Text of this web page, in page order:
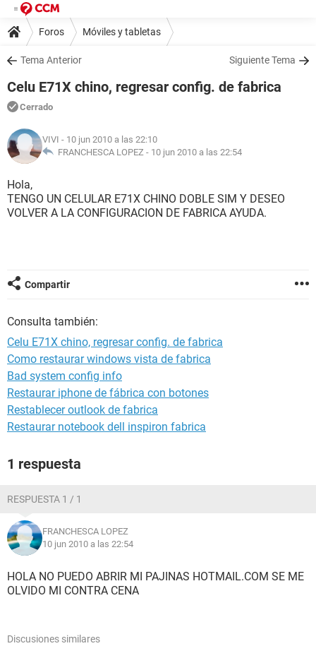
Foros Móviles y tabletas
Tema Anterior Siguiente Tema
Celu E71X chino, regresar config. de fabrica
Cerrado
VIVI - 10 jun 2010 a las 22:10
FRANCHESCA LOPEZ - 10 jun 2010 a las 22:54
Hola,
TENGO UN CELULAR E71X CHINO DOBLE SIM Y DESEO
VOLVER A LA CONFIGURACION DE FABRICA AYUDA.
Compartir
Consulta también:
Celu E71X chino, regresar config. de fabrica
Como restaurar windows vista de fabrica
Bad system config info
Restaurar iphone de fábrica con botones
Restablecer outlook de fabrica
Restaurar notebook dell inspiron fabrica
1 respuesta
RESPUESTA 1 / 1
FRANCHESCA LOPEZ
10 jun 2010 a las 22:54
HOLA NO PUEDO ABRIR MI PAJINAS HOTMAIL.COM SE ME
OLVIDO MI CONTRA CENA
Discusiones similares